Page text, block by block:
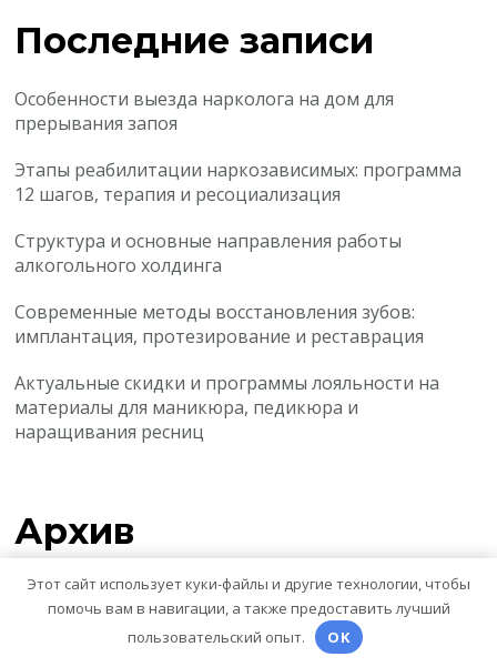
Последние записи
Особенности выезда нарколога на дом для
прерывания запоя
Этапы реабилитации наркозависимых: программа
12 шагов, терапия и ресоциализация
Структура и основные направления работы
алкогольного холдинга
Современные методы восстановления зубов:
имплантация, протезирование и реставрация
Актуальные скидки и программы лояльности на
материалы для маникюра, педикюра и
наращивания ресниц
Архив
Август 2026
Этот сайт использует куки-файлы и другие технологии, чтобы
помочь вам в навигации, а также предоставить лучший
пользовательский опыт.
OK